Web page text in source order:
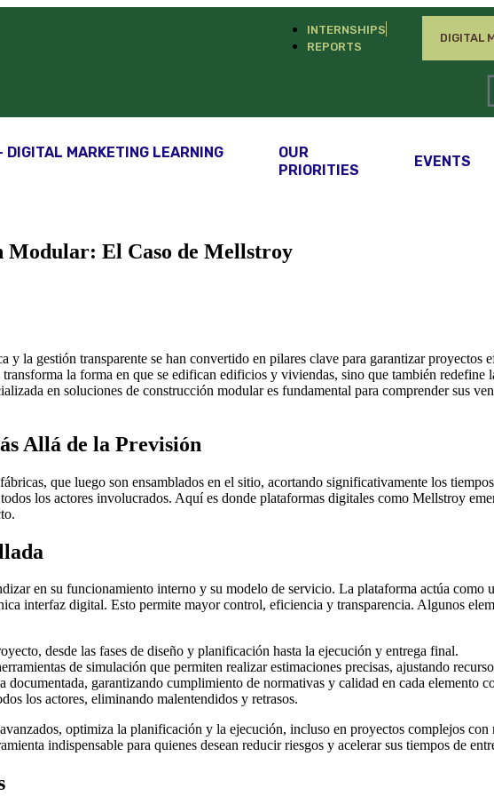
INTERNSHIPS
REPORTS
DIGITAL
MARKETING LEARNING
OUR
PRIORITIES
EVENTS
Modular: El Caso de Mellstroy
la gestión transparente se han convertido en pilares clave para garantizar proyectos
la forma en que se edifican edificios y viviendas, sino que también redefine
en soluciones de construcción modular es fundamental para comprender sus
Allá de la Previsión
que luego son ensamblados en el sitio, acortando significativamente los
los actores involucrados. Aquí es donde plataformas digitales como Mellstroy
en su funcionamiento interno y su modelo de servicio. La plataforma actúa como
interfaz digital. Esto permite mayor control, eficiencia y transparencia. Algunos
desde las fases de diseño y planificación hasta la ejecución y entrega final.
de simulación que permiten realizar estimaciones precisas, ajustando
documentada, garantizando cumplimiento de normativas y calidad en cada elemento
los actores, eliminando malentendidos y retrasos.
optimiza la planificación y la ejecución, incluso en proyectos complejos
indispensable para quienes desean reducir riesgos y acelerar sus tiempos de